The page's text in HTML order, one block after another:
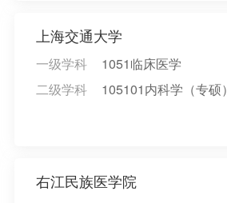
上海交通大学
一级学科
1051临床医学
二级学科
105101内科学（专硕）
右江民族医学院